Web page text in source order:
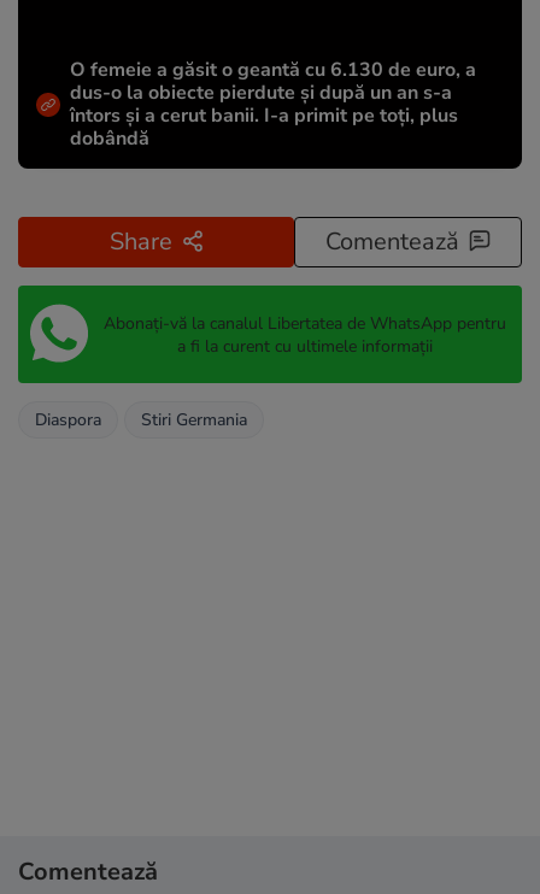
O femeie a găsit o geantă cu 6.130 de euro, a
dus-o la obiecte pierdute și după un an s-a
întors și a cerut banii. I-a primit pe toți, plus
dobândă
Share Comentează
Abonați-vă la canalul Libertatea de WhatsApp pentru
a fi la curent cu ultimele informații
Diaspora Stiri Germania
Comentează